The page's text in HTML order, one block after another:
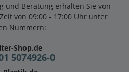
und Beratung erhalten Sie von
von 09:00 - 17:00 Uhr unter
Nummern:
Shop.de
5074926-0